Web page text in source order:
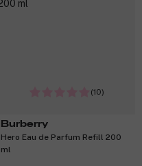
(10)
Burberry
Hero Eau de Parfum Refill 200
ml